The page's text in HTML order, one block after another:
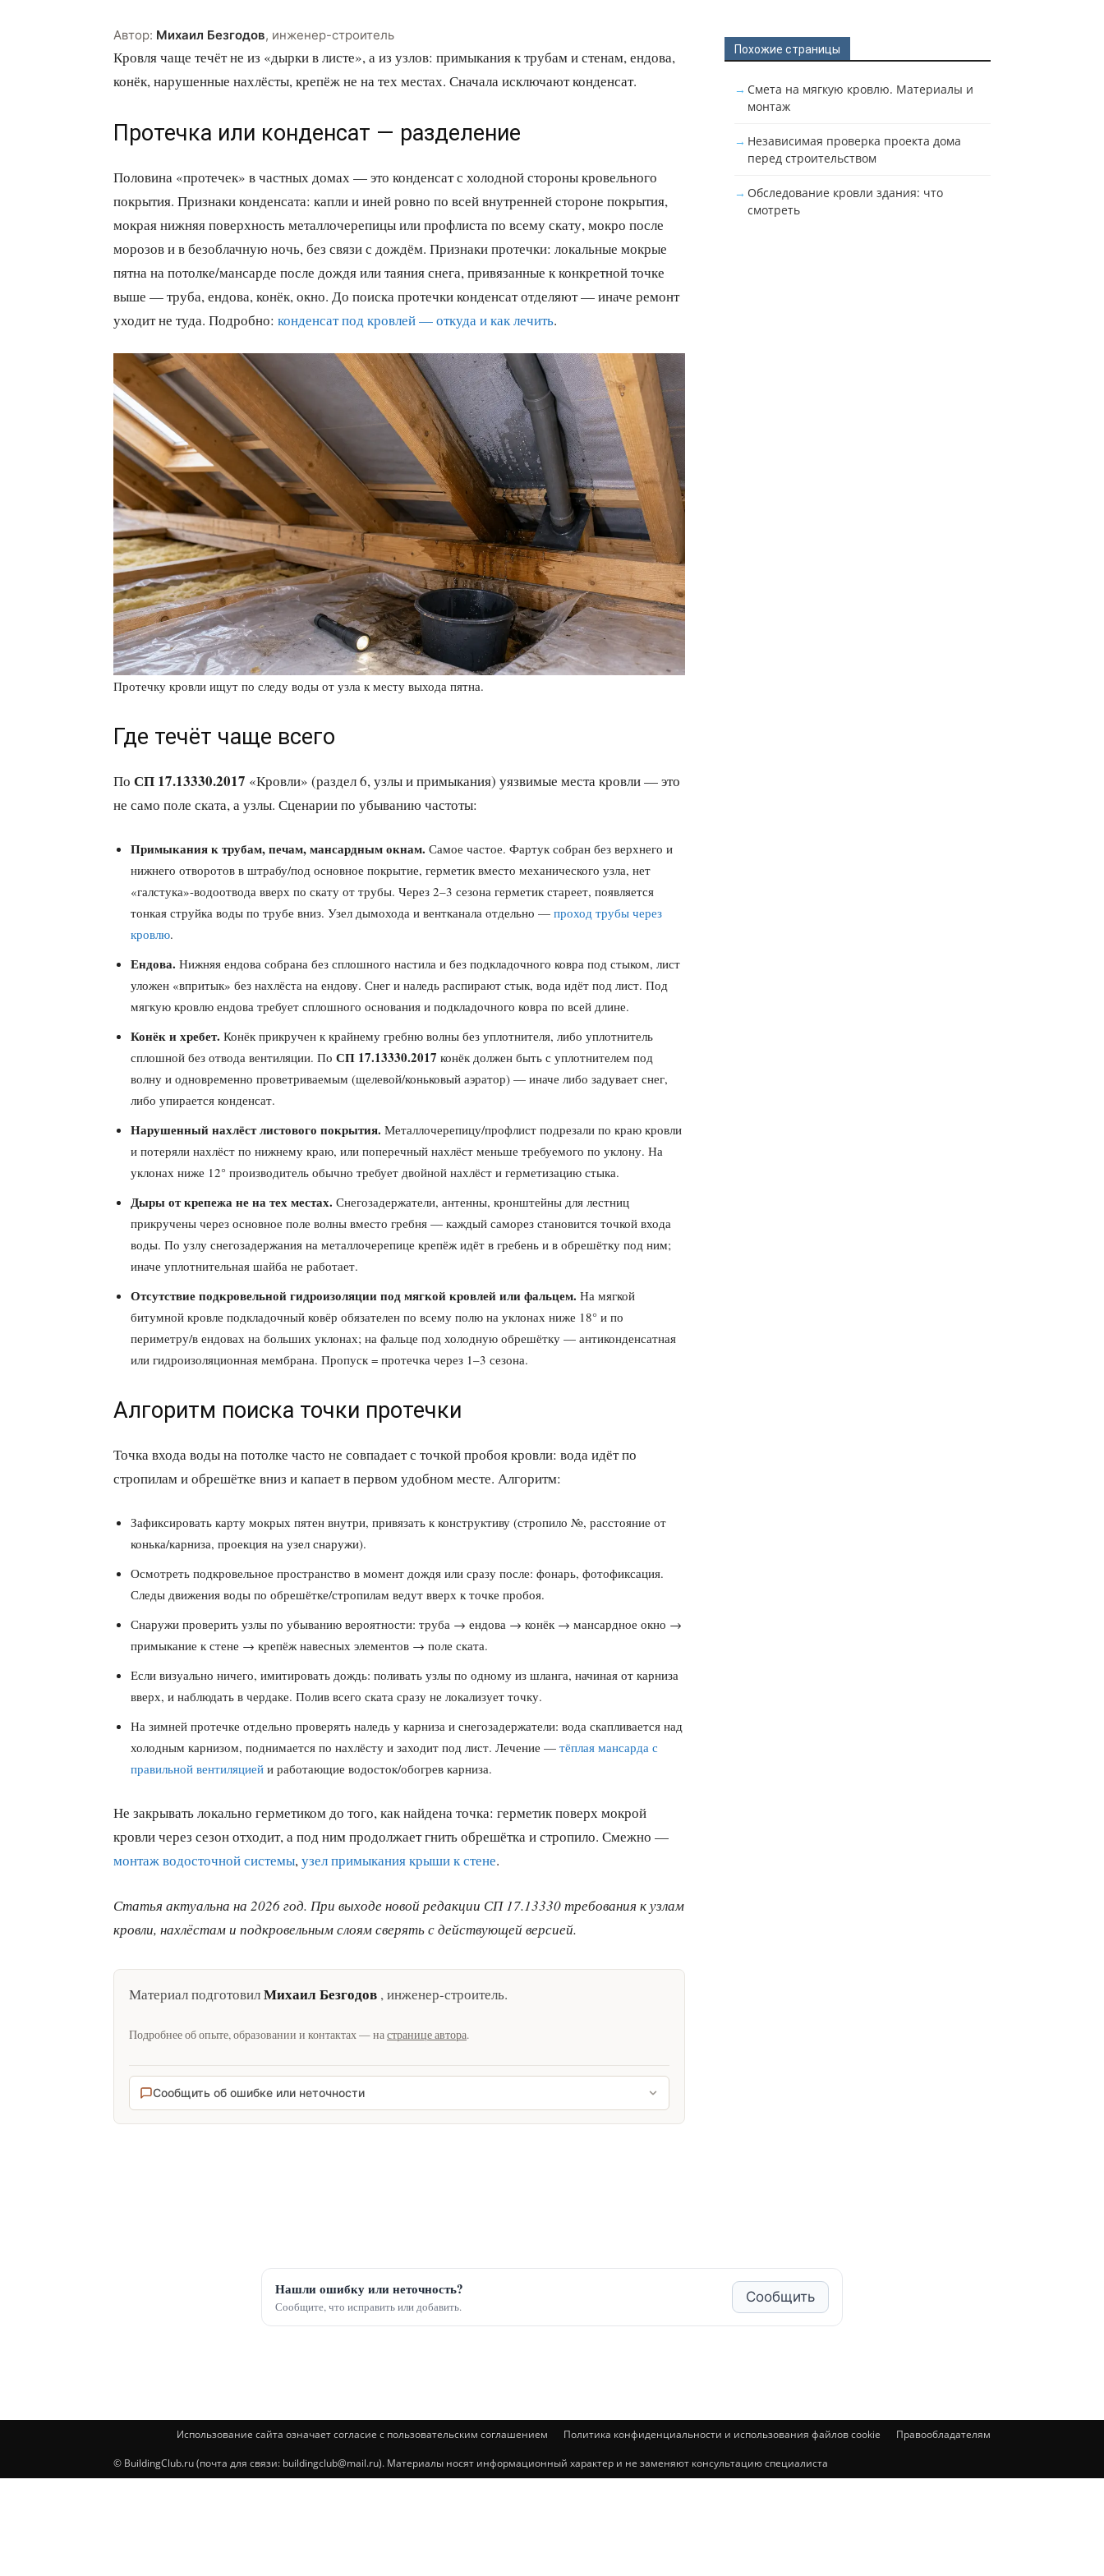
Автор: Михаил Безгодов, инженер-строитель
Кровля чаще течёт не из «дырки в листе», а из узлов: примыкания к трубам и стенам, ендова,
конёк, нарушенные нахлёсты, крепёж не на тех местах. Сначала исключают конденсат.
Протечка или конденсат — разделение
Половина «протечек» в частных домах — это конденсат с холодной стороны кровельного
покрытия. Признаки конденсата: капли и иней ровно по всей внутренней стороне покрытия,
мокрая нижняя поверхность металлочерепицы или профлиста по всему скату, мокро после
морозов и в безоблачную ночь, без связи с дождём. Признаки протечки: локальные мокрые
пятна на потолке/мансарде после дождя или таяния снега, привязанные к конкретной точке
выше — труба, ендова, конёк, окно. До поиска протечки конденсат отделяют — иначе ремонт
уходит не туда. Подробно: конденсат под кровлей — откуда и как лечить.
Протечку кровли ищут по следу воды от узла к месту выхода пятна.
Где течёт чаще всего
По СП 17.13330.2017 «Кровли» (раздел 6, узлы и примыкания) уязвимые места кровли — это
не само поле ската, а узлы. Сценарии по убыванию частоты:
Примыкания к трубам, печам, мансардным окнам. Самое частое. Фартук собран без верхнего и
нижнего отворотов в штрабу/под основное покрытие, герметик вместо механического узла, нет
«галстука»-водоотвода вверх по скату от трубы. Через 2–3 сезона герметик стареет, появляется
тонкая струйка воды по трубе вниз. Узел дымохода и вентканала отдельно — проход трубы через
кровлю.
Ендова. Нижняя ендова собрана без сплошного настила и без подкладочного ковра под стыком, лист
уложен «впритык» без нахлёста на ендову. Снег и наледь распирают стык, вода идёт под лист. Под
мягкую кровлю ендова требует сплошного основания и подкладочного ковра по всей длине.
Конёк и хребет. Конёк прикручен к крайнему гребню волны без уплотнителя, либо уплотнитель
сплошной без отвода вентиляции. По СП 17.13330.2017 конёк должен быть с уплотнителем под
волну и одновременно проветриваемым (щелевой/коньковый аэратор) — иначе либо задувает снег,
либо упирается конденсат.
Нарушенный нахлёст листового покрытия. Металлочерепицу/профлист подрезали по краю кровли
и потеряли нахлёст по нижнему краю, или поперечный нахлёст меньше требуемого по уклону. На
уклонах ниже 12° производитель обычно требует двойной нахлёст и герметизацию стыка.
Дыры от крепежа не на тех местах. Снегозадержатели, антенны, кронштейны для лестниц
прикручены через основное поле волны вместо гребня — каждый саморез становится точкой входа
воды. По узлу снегозадержания на металлочерепице крепёж идёт в гребень и в обрешётку под ним;
иначе уплотнительная шайба не работает.
Отсутствие подкровельной гидроизоляции под мягкой кровлей или фальцем. На мягкой
битумной кровле подкладочный ковёр обязателен по всему полю на уклонах ниже 18° и по
периметру/в ендовах на больших уклонах; на фальце под холодную обрешётку — антиконденсатная
или гидроизоляционная мембрана. Пропуск = протечка через 1–3 сезона.
Алгоритм поиска точки протечки
Точка входа воды на потолке часто не совпадает с точкой пробоя кровли: вода идёт по
стропилам и обрешётке вниз и капает в первом удобном месте. Алгоритм:
Зафиксировать карту мокрых пятен внутри, привязать к конструктиву (стропило №, расстояние от
конька/карниза, проекция на узел снаружи).
Осмотреть подкровельное пространство в момент дождя или сразу после: фонарь, фотофиксация.
Следы движения воды по обрешётке/стропилам ведут вверх к точке пробоя.
Снаружи проверить узлы по убыванию вероятности: труба → ендова → конёк → мансардное окно →
примыкание к стене → крепёж навесных элементов → поле ската.
Если визуально ничего, имитировать дождь: поливать узлы по одному из шланга, начиная от карниза
вверх, и наблюдать в чердаке. Полив всего ската сразу не локализует точку.
На зимней протечке отдельно проверять наледь у карниза и снегозадержатели: вода скапливается над
холодным карнизом, поднимается по нахлёсту и заходит под лист. Лечение — тёплая мансарда с
правильной вентиляцией и работающие водосток/обогрев карниза.
Не закрывать локально герметиком до того, как найдена точка: герметик поверх мокрой
кровли через сезон отходит, а под ним продолжает гнить обрешётка и стропило. Смежно —
монтаж водосточной системы, узел примыкания крыши к стене.
Статья актуальна на 2026 год. При выходе новой редакции СП 17.13330 требования к узлам
кровли, нахлёстам и подкровельным слоям сверять с действующей версией.
Материал подготовилМихаил Безгодов , инженер-строитель.
Подробнее об опыте, образовании и контактах — настранице автора.
Сообщить об ошибке или неточности
Похожие страницы
Смета на мягкую кровлю. Материалы и
монтаж
Независимая проверка проекта дома
перед строительством
Обследование кровли здания: что
смотреть
Нашли ошибку или неточность?
Сообщите, что исправить или добавить.
Сообщить
Использование сайта означает согласие с пользовательским соглашением Политика конфиденциальности и использования файлов cookie Правообладателям
© BuildingClub.ru (почта для связи: buildingclub@mail.ru). Материалы носят информационный характер и не заменяют консультацию специалиста